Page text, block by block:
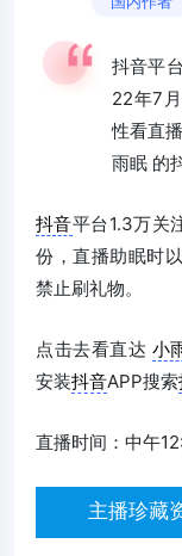
抖音平
22年7
性看直
雨眠 的
抖音平台1.3万关
份，直播助眠时
禁止刷礼物。
点击去看直达 小
安装抖音APP搜索
直播时间：中午
主播珍藏